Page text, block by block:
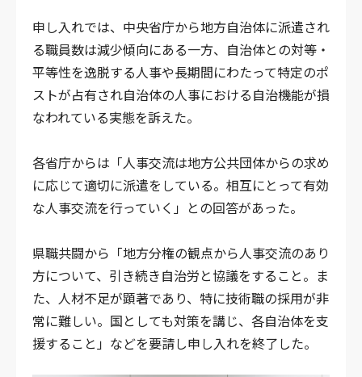
申し入れでは、中央省庁から地方自治体に派遣され
る職員数は減少傾向にある一方、自治体との対等・
平等性を逸脱する人事や長期間にわたって特定のポ
ストが占有され自治体の人事における自治機能が損
なわれている実態を訴えた。
各省庁からは「人事交流は地方公共団体からの求め
に応じて適切に派遣をしている。相互にとって有効
な人事交流を行っていく」との回答があった。
県職共闘から「地方分権の観点から人事交流のあり
方について、引き続き自治労と協議をすること。ま
た、人材不足が顕著であり、特に技術職の採用が非
常に難しい。国としても対策を講じ、各自治体を支
援すること」などを要請し申し入れを終了した。